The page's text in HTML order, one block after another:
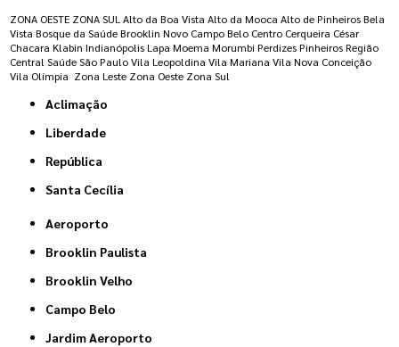
ZONA OESTE ZONA SUL Alto da Boa Vista Alto da Mooca Alto de Pinheiros Bela
Vista Bosque da Saúde Brooklin Novo Campo Belo Centro Cerqueira César
Chacara Klabin Indianópolis Lapa Moema Morumbi Perdizes Pinheiros Região
Central Saúde São Paulo Vila Leopoldina Vila Mariana Vila Nova Conceição
Vila Olímpia Zona Leste Zona Oeste Zona Sul
Aclimação
Liberdade
República
Santa Cecília
Aeroporto
Brooklin Paulista
Brooklin Velho
Campo Belo
Jardim Aeroporto